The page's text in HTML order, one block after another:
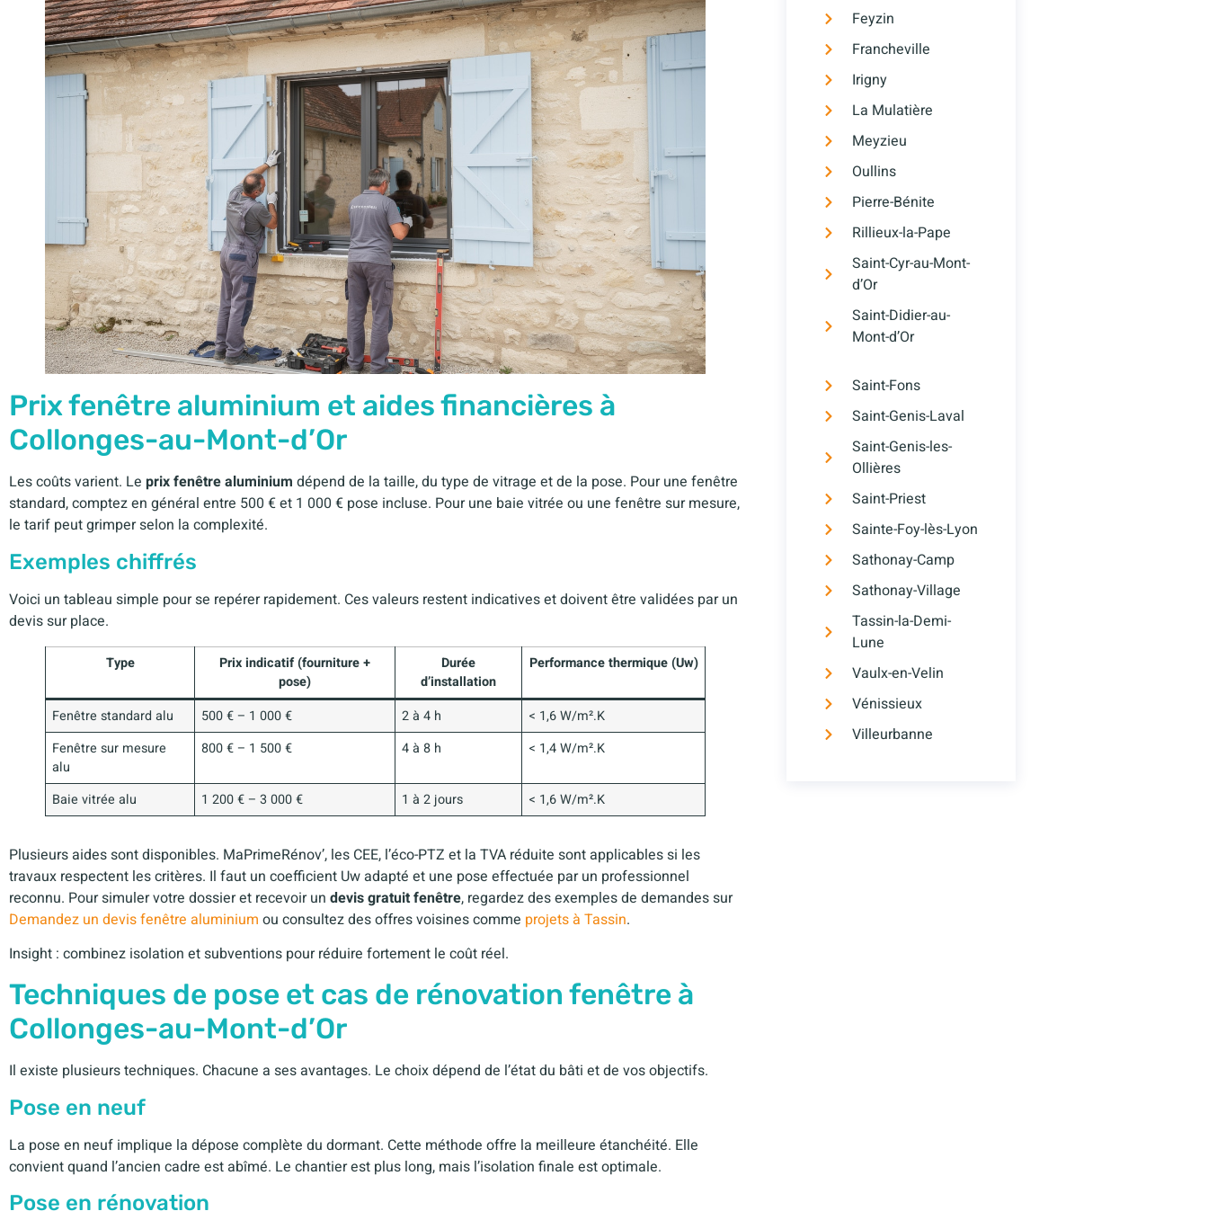
Prix fenêtre aluminium et aides financières à
Collonges-au-Mont-d’Or
Les coûts varient. Le prix fenêtre aluminium dépend de la taille, du type de vitrage et de la pose. Pour une fenêtre
standard, comptez en général entre 500 € et 1 000 € pose incluse. Pour une baie vitrée ou une fenêtre sur mesure,
le tarif peut grimper selon la complexité.
Exemples chiffrés
Voici un tableau simple pour se repérer rapidement. Ces valeurs restent indicatives et doivent être validées par un
devis sur place.
Type
Prix indicatif (fourniture +
pose)
Durée
d’installation
Performance thermique (Uw)
Fenêtre standard alu 500 € – 1 000 € 2 à 4 h
< 1,6 W/m².K
Fenêtre sur mesure
alu
800 € – 1 500 € 4 à 8 h < 1,4 W/m².K
Baie vitrée alu 1 200 € – 3 000 € 1 à 2 jours < 1,6 W/m².K
Plusieurs aides sont disponibles. MaPrimeRénov’, les CEE, l’éco-PTZ et la TVA réduite sont applicables si les
travaux respectent les critères. Il faut un coefficient Uw adapté et une pose effectuée par un professionnel
reconnu. Pour simuler votre dossier et recevoir un devis gratuit fenêtre, regardez des exemples de demandes sur
Demandez un devis fenêtre aluminium ou consultez des offres voisines comme projets à Tassin.
Insight : combinez isolation et subventions pour réduire fortement le coût réel.
Techniques de pose et cas de rénovation fenêtre à
Collonges-au-Mont-d’Or
Il existe plusieurs techniques. Chacune a ses avantages. Le choix dépend de l’état du bâti et de vos objectifs.
Pose en neuf
La pose en neuf implique la dépose complète du dormant. Cette méthode offre la meilleure étanchéité. Elle
convient quand l’ancien cadre est abîmé. Le chantier est plus long, mais l’isolation finale est optimale.
Pose en rénovation
Feyzin
Francheville
Irigny
La Mulatière
Meyzieu
Oullins
Pierre-Bénite
Rillieux-la-Pape
Saint-Cyr-au-Mont-
d’Or
Saint-Didier-au-
Mont-d’Or
Saint-Fons
Saint-Genis-Laval
Saint-Genis-les-
Ollières
Saint-Priest
Sainte-Foy-lès-Lyon
Sathonay-Camp
Sathonay-Village
Tassin-la-Demi-
Lune
Vaulx-en-Velin
Vénissieux
Villeurbanne